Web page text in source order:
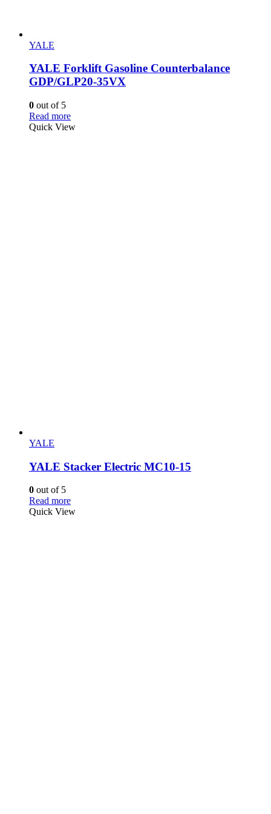
YALE
YALE Forklift Gasoline Counterbalance
GDP/GLP20-35VX
0 out of 5
Read more
Quick View
YALE
YALE Stacker Electric MC10-15
0 out of 5
Read more
Quick View